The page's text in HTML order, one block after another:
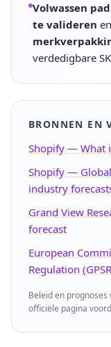
Volwassen
te valideren
verdedigbare
BRONNEN EN
Shopify — What
Shopify —
industry
Grand View
forecast
European
Regulation
Beleid en
officiële pagina